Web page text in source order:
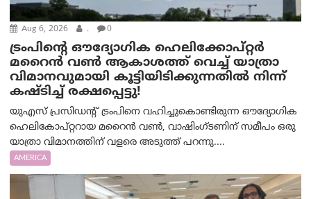
Aug 6, 2026 . 0
ട്രം‌പിന്റെ ഔദ്യോഗിക ഹെലിക്കോപ്റ്റര്‍
മറൈന്‍ വണ്‍ ആകാശത്ത് വെച്ച് യാത്രാ
വിമാനവുമായി കൂട്ടിയിടിക്കുന്നതിൽ നിന്ന്
കഷ്ടിച്ച് രക്ഷപ്പെട്ടു!
യുഎസ് പ്രസിഡന്റ് ട്രംപിനെ വഹിച്ചുകൊണ്ടിരുന്ന ഔദ്യോഗിക
ഹെലികോപ്റ്ററായ മറൈൻ വൺ, വാഷിംഗ്ടണിന് സമീപം ഒരു
യാത്രാ വിമാനത്തിന് വളരെ അടുത്ത് പറന്നു....
AMERICA